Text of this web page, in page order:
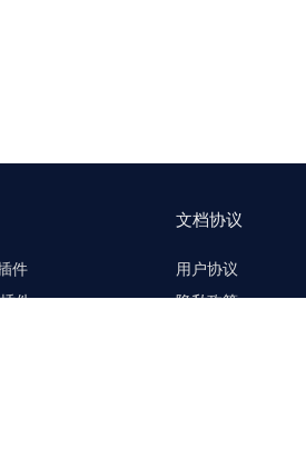
件
件
文档协议
用户协议
隐私政策